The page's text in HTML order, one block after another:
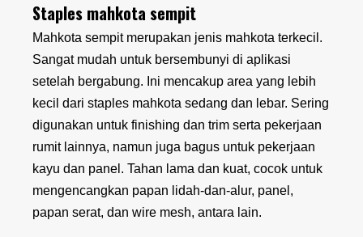
Staples mahkota sempit
Mahkota sempit merupakan jenis mahkota terkecil.
Sangat mudah untuk bersembunyi di aplikasi
setelah bergabung. Ini mencakup area yang lebih
kecil dari staples mahkota sedang dan lebar. Sering
digunakan untuk finishing dan trim serta pekerjaan
rumit lainnya, namun juga bagus untuk pekerjaan
kayu dan panel. Tahan lama dan kuat, cocok untuk
mengencangkan papan lidah-dan-alur, panel,
papan serat, dan wire mesh, antara lain.